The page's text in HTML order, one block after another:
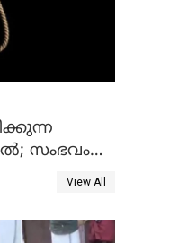
സംഭവം
View All